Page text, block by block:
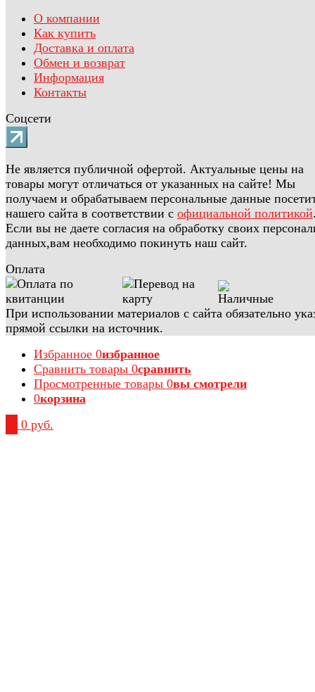
О компании
Как купить
Доставка и оплата
Обмен и возврат
Информация
Контакты
Соцсети
Не является публичной офертой. Актуальные цены на
товары могут отличаться от указанных на сайте! Мы
получаем и обрабатываем персональные данные
нашего сайта в соответствии с официальной политикой
Если вы не даете согласия на обработку своих
данных,вам необходимо покинуть наш сайт.
Оплата
При использовании материалов с сайта обязательно
прямой ссылки на источник.
Избранное 0избранное
Сравнить товары 0сравнить
Просмотренные товары 0вы смотрели
0корзина
0 руб.